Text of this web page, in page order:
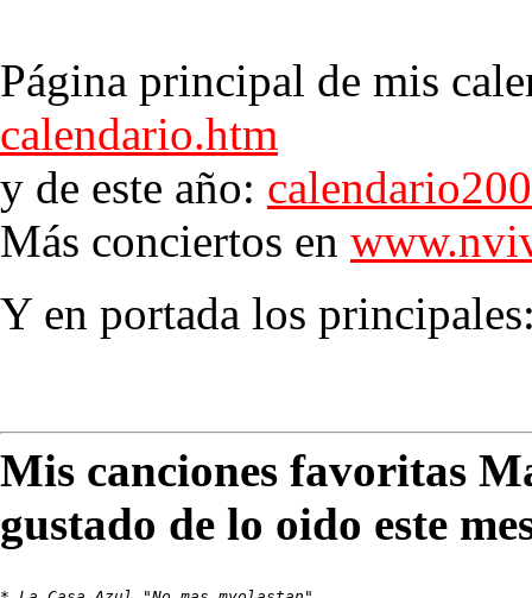
Página principal de mis
calendario.htm
y de este año:
Más conciertos en
Y en portada los
Mis canciones favoritas
gustado de lo oido este